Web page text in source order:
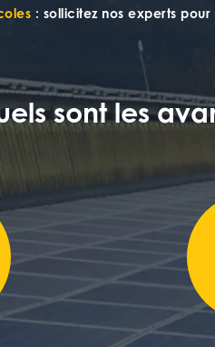
: sollicitez nos experts
sont les